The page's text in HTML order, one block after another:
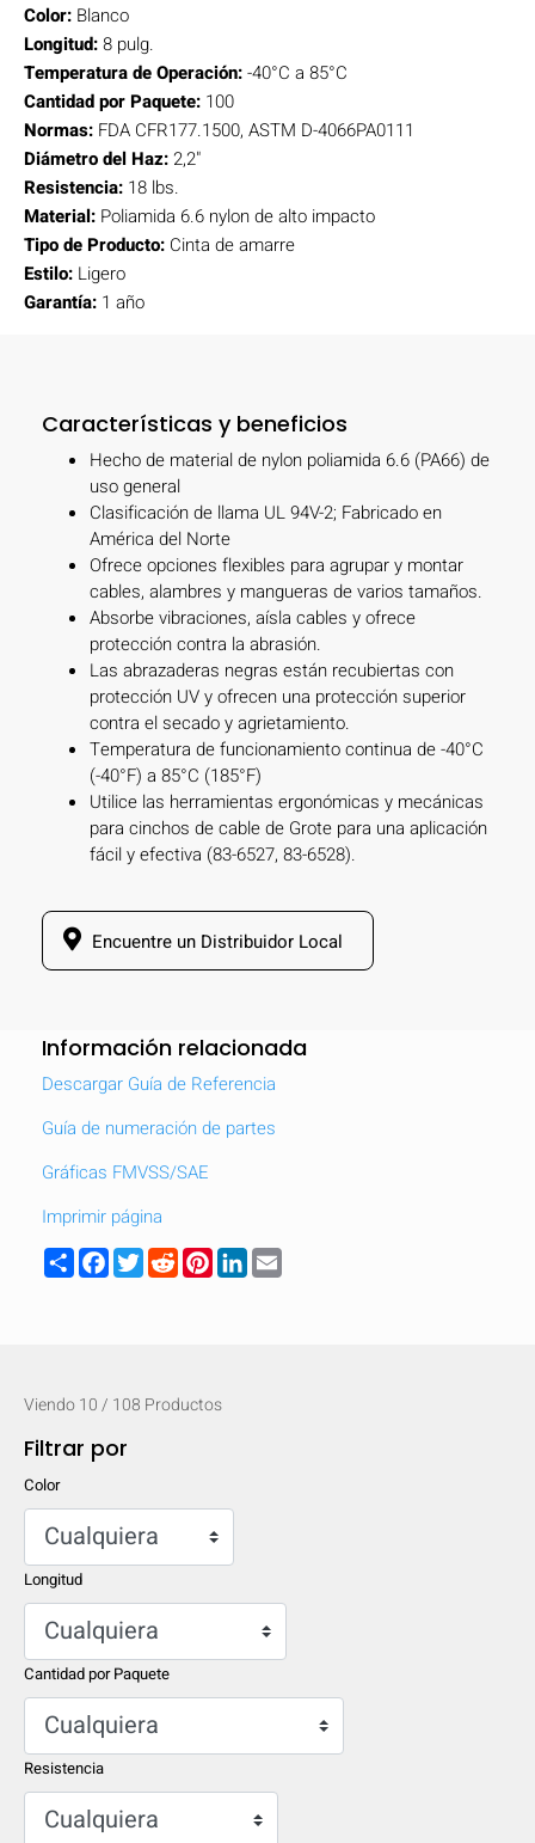
Color: Blanco
Longitud:8 pulg.
Temperatura de Operación:-40°C a 85°C
Cantidad por Paquete: 100
Normas: FDA CFR177.1500, ASTM D-4066PA0111
Diámetro del Haz:2,2"
Resistencia: 18 lbs.
Material: Poliamida 6.6 nylon de alto impacto
Tipo de Producto: Cinta de amarre
Estilo: Ligero
Garantía: 1 año
Comparar
turn your phone to ]
Características y beneficios
Hecho de material de nylon poliamida 6.6 (PA66) de
uso general
Clasificación de llama UL 94V-2; Fabricado en
América del Norte
Ofrece opciones flexibles para agrupar y montar
cables, alambres y mangueras de varios tamaños.
Absorbe vibraciones, aísla cables y ofrece
protección contra la abrasión.
Las abrazaderas negras están recubiertas con
protección UV y ofrecen una protección superior
contra el secado y agrietamiento.
Temperatura de funcionamiento continua de -40°C
(-40°F) a 85°C (185°F)
Utilice las herramientas ergonómicas y mecánicas
para cinchos de cable de Grote para una aplicación
fácil y efectiva (83-6527, 83-6528).
Encuentre un Distribuidor Local
Información relacionada
Descargar Guía de Referencia
Guía de numeración de partes
Gráficas FMVSS/SAE
Imprimir página
ShareFacebook
TwitterRedditPinterest
LinkedIn
Viendo10/ 108 Productos
Filtrar por
Color
Longitud
Cantidad por Paquete
Resistencia